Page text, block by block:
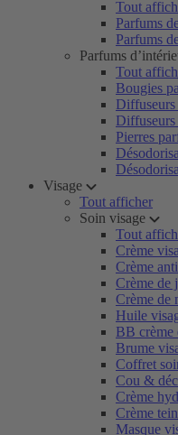
Tout
Parfums
Parfums
Parfums
Tout
Bougies
Diffuseurs
Diffuseurs
Pierres
Visage
Tout afficher
Soin visage
Tout
Crème
Crème
Crème de
Crème de
Huile
BB crème
Brume
Coffret
Cou &
Crème
Crème
Masque